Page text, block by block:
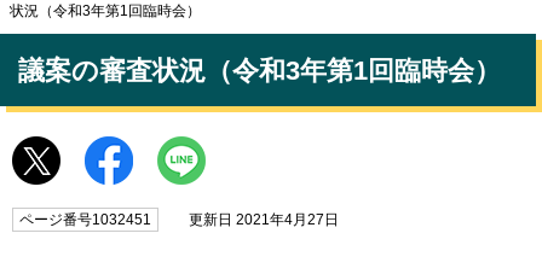
状況（令和3年第1回臨時会）
議案の審査状況（令和3年第1回臨時会）
ページ番号1032451 更新日 2021年4月27日